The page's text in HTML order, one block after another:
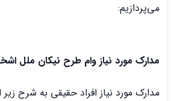
می‌پردازیم:
مدارک مورد نیاز وام طرح نیکان ملل
مدارک مورد نیاز افراد حقیقی به شرح